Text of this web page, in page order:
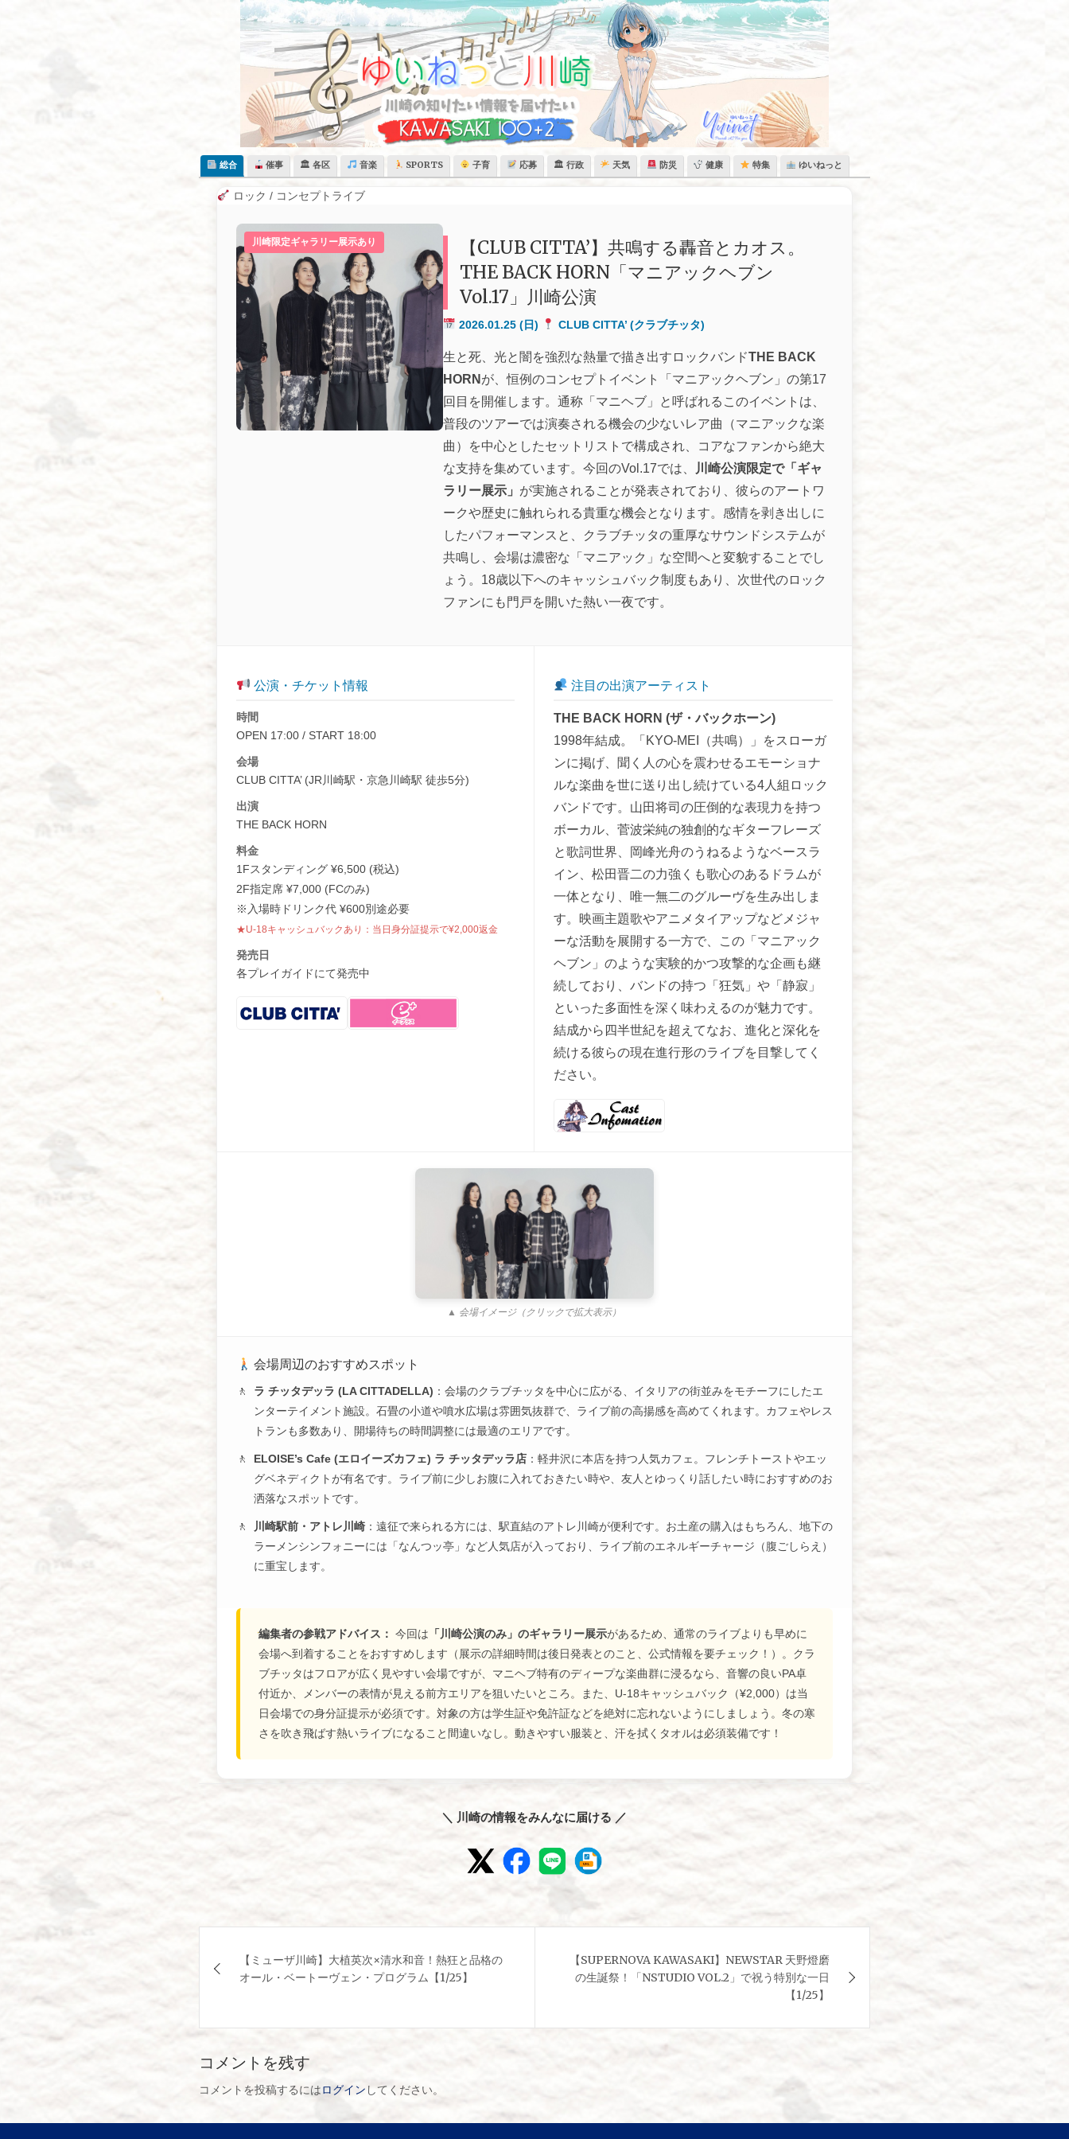
総合 催事 🏛 各区 音楽 SPORTS 子育 応募 🏛 行政 天気 防災 健康 特集 ゆいねっと
ロック / コンセプトライブ
川崎限定ギャラリー展示あり
【CLUB CITTA’】共鳴する轟音とカオス。
THE BACK HORN「マニアックヘブン
Vol.17」川崎公演
2026.01.25 (日) CLUB CITTA’ (クラブチッタ)
生と死、光と闇を強烈な熱量で描き出すロックバンドTHE BACK
HORN が、恒例のコンセプトイベント「マニアックヘブン」の第17
回目を開催します。通称「マニヘブ」と呼ばれるこのイベントは、
普段のツアーでは演奏される機会の少ないレア曲（マニアックな楽
曲）を中心としたセットリストで構成され、コアなファンから絶大
な支持を集めています。今回のVol.17では、
川崎公演限定で「ギャ
ラリー展示」 が実施されることが発表されており、彼らのアートワ
ークや歴史に触れられる貴重な機会となります。感情を剥き出しに
したパフォーマンスと、クラブチッタの重厚なサウンドシステムが
共鳴し、会場は濃密な「マニアック」な空間へと変貌することでし
ょう。18歳以下へのキャッシュバック制度もあり、次世代のロック
ファンにも門戸を開いた熱い一夜です。
公演・チケット情報
時間
OPEN 17:00 / START 18:00
会場
CLUB CITTA’ (JR川崎駅・京急川崎駅 徒歩5分)
出演
THE BACK HORN
料金
1Fスタンディング ¥6,500 (税込)
2F指定席 ¥7,000 (FCのみ)
※入場時ドリンク代 ¥600別途必要
★U-18キャッシュバックあり：当日身分証提示で¥2,000返金
発売日
各プレイガイドにて発売中
注目の出演アーティスト
THE BACK HORN (ザ・バックホーン)
1998年結成。「KYO-MEI（共鳴）」をスローガ
ンに掲げ、聞く人の心を震わせるエモーショナ
ルな楽曲を世に送り出し続けている4人組ロック
バンドです。山田将司の圧倒的な表現力を持つ
ボーカル、菅波栄純の独創的なギターフレーズ
と歌詞世界、岡峰光舟のうねるようなベースラ
イン、松田晋二の力強くも歌心のあるドラムが
一体となり、唯一無二のグルーヴを生み出しま
す。映画主題歌やアニメタイアップなどメジャ
ーな活動を展開する一方で、この「マニアック
ヘブン」のような実験的かつ攻撃的な企画も継
続しており、バンドの持つ「狂気」や「静寂」
といった多面性を深く味わえるのが魅力です。
結成から四半世紀を超えてなお、進化と深化を
続ける彼らの現在進行形のライブを目撃してく
ださい。
▲ 会場イメージ（クリックで拡大表示）
会場周辺のおすすめスポット
ラ チッタデッラ (LA CITTADELLA) ：会場のクラブチッタを中心に広がる、イタリアの街並みをモチーフにしたエ
ンターテイメント施設。石畳の小道や噴水広場は雰囲気抜群で、ライブ前の高揚感を高めてくれます。カフェやレス
トランも多数あり、開場待ちの時間調整には最適のエリアです。
ELOISE’s Cafe (エロイーズカフェ) ラ チッタデッラ店：軽井沢に本店を持つ人気カフェ。フレンチトーストやエッ
グベネディクトが有名です。ライブ前に少しお腹に入れておきたい時や、友人とゆっくり話したい時におすすめのお
洒落なスポットです。
川崎駅前・アトレ川崎：遠征で来られる方には、駅直結のアトレ川崎が便利です。お土産の購入はもちろん、地下の
ラーメンシンフォニーには「なんつッ亭」など人気店が入っており、ライブ前のエネルギーチャージ（腹ごしらえ）
に重宝します。
編集者の参戦アドバイス： 今回は 「川崎公演のみ」のギャラリー展示があるため、通常のライブよりも早めに
会場へ到着することをおすすめします（展示の詳細時間は後日発表とのこと、公式情報を要チェック！）。クラ
ブチッタはフロアが広く見やすい会場ですが、マニヘブ特有のディープな楽曲群に浸るなら、音響の良いPA卓
付近か、メンバーの表情が見える前方エリアを狙いたいところ。また、U-18キャッシュバック（¥2,000）は当
日会場での身分証提示が必須です。対象の方は学生証や免許証などを絶対に忘れないようにしましょう。冬の寒
さを吹き飛ばす熱いライブになること間違いなし。動きやすい服装と、汗を拭くタオルは必須装備です！
＼ 川崎の情報をみんなに届ける ／
稿
ビ
ゲ
ー
【ミューザ川崎】大植英次×清水和音！熱狂と品格の
オール・ベートーヴェン・プログラム【1/25】
【SUPERNOVA KAWASAKI】NEWSTAR 天野燈磨
の生誕祭！「NSTUDIO VOL.2」で祝う特別な一日
【1/25】
コメントを残す
コメントを投稿するにはログイン してください。